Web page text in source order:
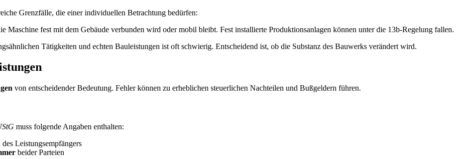
Grenzfälle, die einer individuellen Betrachtung bedürfen:
Maschine fest mit dem Gebäude verbunden wird oder mobil bleibt. Fest installierte Produktionsanlagen können unter die 13b-Regelung fallen.
Tätigkeiten und echten Bauleistungen ist oft schwierig. Entscheidend ist, ob die Substanz des Bauwerks verändert wird.
von entscheidender Bedeutung. Fehler können zu erheblichen steuerlichen Nachteilen und Bußgeldern führen.
muss folgende Angaben enthalten:
Leistungsempfängers
beider Parteien